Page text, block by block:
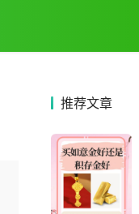
推荐文章